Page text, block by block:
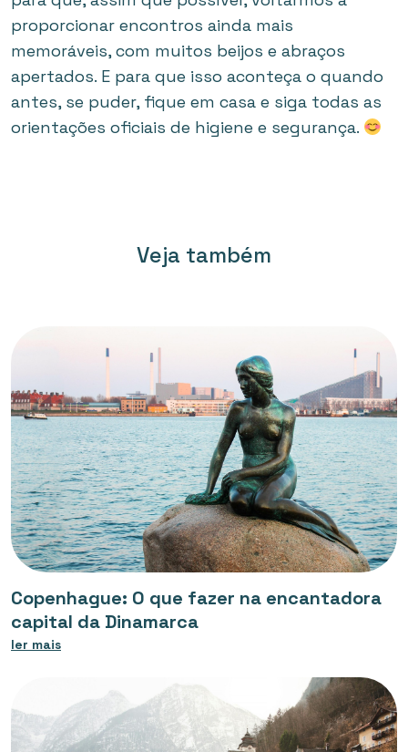
proporcionar encontros ainda mais
memoráveis, com muitos beijos e abraços
apertados. E para que isso aconteça o quando
antes, se puder, fique em casa e siga todas as
orientações oficiais de higiene e segurança.
Veja também
Copenhague: O que fazer na encantadora
capital da Dinamarca
ler mais